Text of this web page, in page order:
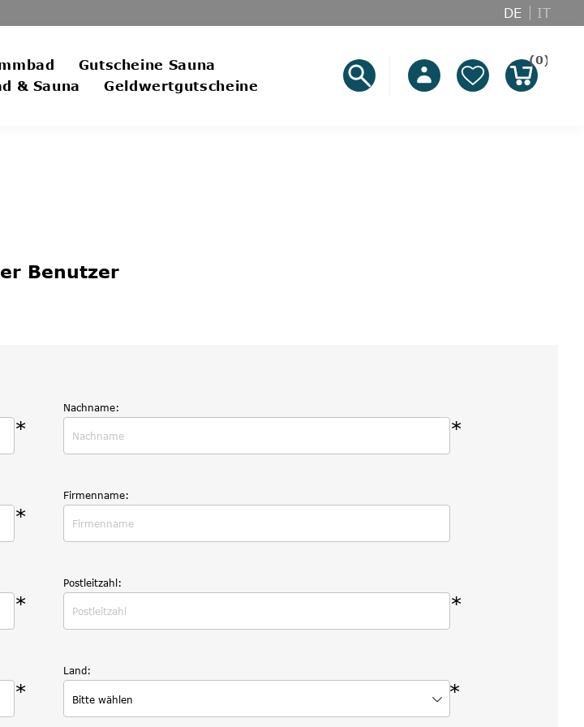
DE IT
Gutscheine Sauna
& Sauna
Geldwertgutscheine
(0)
Benutzer
*
Nachname:
*
*
Firmenname:
*
Postleitzahl:
*
*
Land:
Bitte wählen *